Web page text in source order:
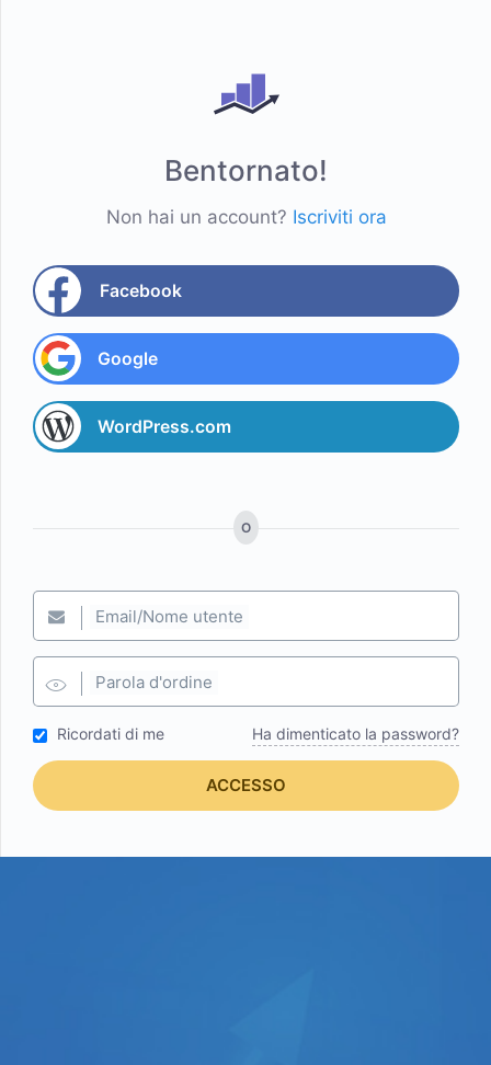
Bentornato!
Non hai un account? Iscriviti ora
Facebook
Google
WordPress.com
O
Email/Nome utente
Parola d'ordine
Ricordati di me Ha dimenticato la password?
ACCESSO